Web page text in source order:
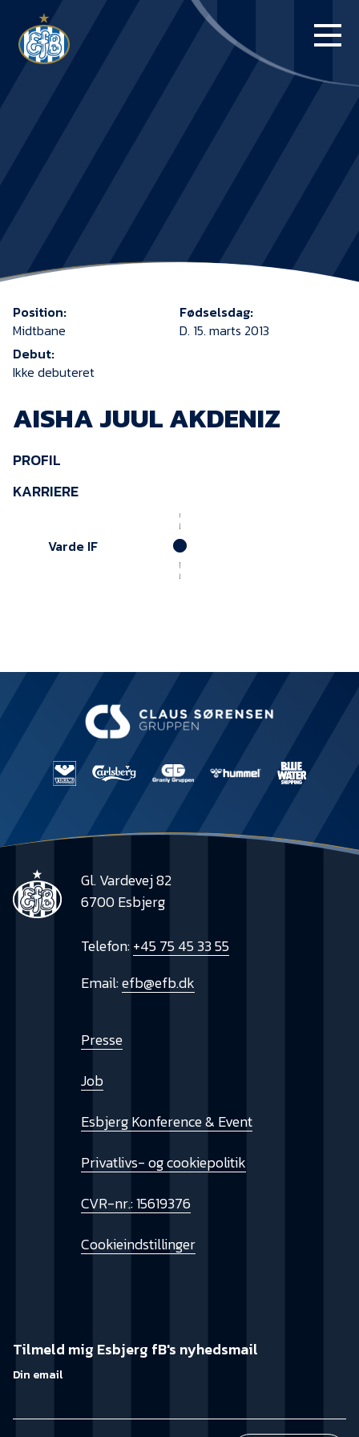
KAMPDAG PÅ
BLUE WATER
ARENA
NYHEDER
Sydvestjysk Fodbold
Samarbejde
Presse
Position:
Midtbane
Fødselsdag:
D. 15. marts 2013
Debut:
Ikke debuteret
AISHA JUUL AKDENIZ
PROFIL
KARRIERE
Varde IF
Gl. Vardevej 82
6700 Esbjerg
Telefon:+45 75 45 33 55
Email:efb@efb.dk
Presse
Job
Esbjerg Konference & Event
Privatlivs- og cookiepolitik
CVR-nr.: 15619376
Cookieindstillinger
Tilmeld mig Esbjerg fB's nyhedsmail
Din email